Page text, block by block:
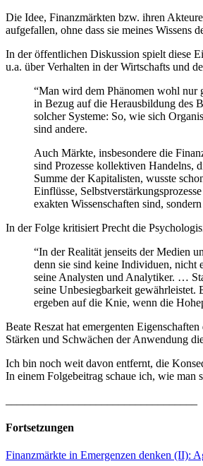
Die Idee, Finanzmärkten bzw. ihren
aufgefallen, ohne dass sie meines Wissens
In der öffentlichen Diskussion spielt diese
u.a. über Verhalten in der Wirtschafts und
“Man wird dem Phänomen wohl nur
in Bezug auf die Herausbildung des
solcher Systeme: So, wie sich
sind andere.
Auch Märkte, insbesondere die
sind Prozesse kollektiven Handelns,
Summe der Kapitalisten, wusste
Einflüsse,
exakten Wissenschaften sind,
In der Folge kritisiert Precht die
“In der Realität jenseits der Medien
denn sie sind keine Individuen, nicht
seine Analysten und Analytiker. …
seine Unbesiegbarkeit gewährleistet.
ergeben auf die Knie, wenn die
Beate Reszat hat emergenten
Stärken und Schwächen der Anwendung
Ich bin noch weit davon entfernt, die
In einem Folgebeitrag schaue ich, wie man
Fortsetzungen
Finanzmärkte in Emergenzen denken (II):